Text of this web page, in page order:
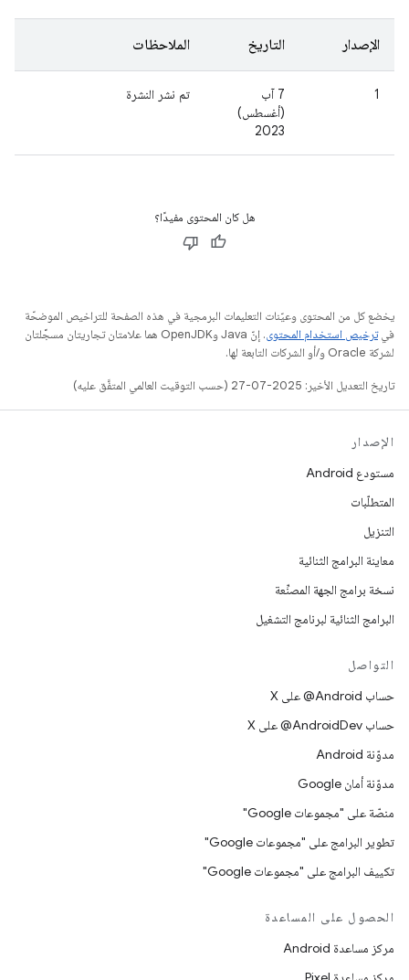
الإصدار التاريخ الملاحظات
1
7 آب
(أغسطس)
2023
تم نشر النشرة
هل كان المحتوى مفيدًا؟
يخضع كل من المحتوى وعيّنات التعليمات البرمجية في هذه الصفحة للتراخيص الموضحّة
فيترخيص استخدام المحتوى
. إنّ Java وOpenJDK هما علامتان تجاريتان مسجَّلتان
لشركة Oracle و/أو الشركات التابعة لها.
تاريخ التعديل الأخير: 2025-07-27 (حسب التوقيت العالمي المتفَّق عليه)
الإصدار
مستودع Android
المتطلّبات
التنزيل
معاينة البرامج الثنائية
نسخة برامج الجهة المصنِّعة
البرامج الثنائية لبرنامج التشغيل
التواصل
حساب ‎@Android على X
حساب ‎@AndroidDev على X
مدوّنة Android
مدوّنة أمان Google
منصّة على "مجموعات Google"
تطوير البرامج على "مجموعات Google"
تكييف البرامج على "مجموعات Google"
الحصول على المساعدة
مركز مساعدة Android